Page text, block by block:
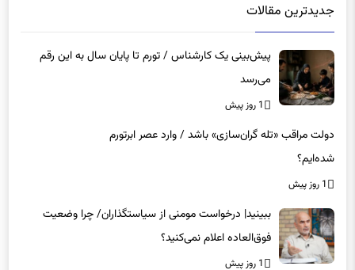
جدیدترین مقالات
پیش‌بینی یک کارشناس / تورم تا پایان سال به این رقم
می‌رسد
1 روز پیش
دولت مراقب «تله گران‌سازی» باشد / وارد عصر ابرتورم
شده‌ایم؟
1 روز پیش
ببینید| درخواست مومنی از سیاستگذاران/ چرا وضعیت
فوق‌العاده اعلام نمی‌کنید؟
1 روز پیش